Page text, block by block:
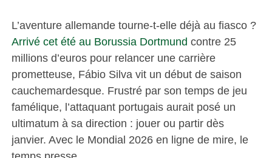
L’aventure allemande tourne-t-elle déjà au fiasco ?
Arrivé cet été au Borussia Dortmund contre 25
millions d’euros pour relancer une carrière
prometteuse, Fábio Silva vit un début de saison
cauchemardesque. Frustré par son temps de jeu
famélique, l’attaquant portugais aurait posé un
ultimatum à sa direction : jouer ou partir dès
janvier. Avec le Mondial 2026 en ligne de mire, le